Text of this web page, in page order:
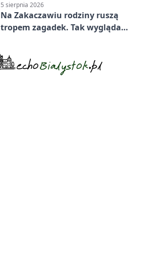
5 sierpnia 2026
Na Zakaczawiu rodziny ruszą
tropem zagadek. Tak wygląda